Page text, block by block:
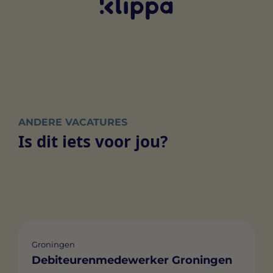
ANDERE VACATURES
Is dit iets voor jou?
Groningen
Debiteurenmedewerker Groningen